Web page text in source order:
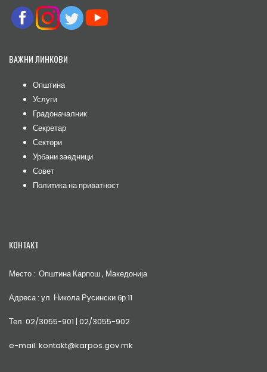
ВАЖНИ ЛИНКОВИ
Општина
Услуги
Градоначалник
Секретар
Сектори
Урбани заедници
Совет
Политика на приватност
КОНТАКТ
Место : Општина Карпош , Македонија
Адреса : ул. Никола Русински бр.11
Тел. 02/3055-901 | 02/3055-902
e-mail: kontakt@karpos.gov.mk